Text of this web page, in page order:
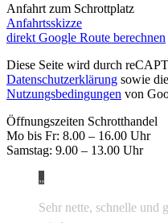
Anfahrt zum Schrottplatz
Anfahrtsskizze
direkt Google Route berechnen
Diese Seite wird durch
Datenschutzerklärung sowie die
Nutzungsbedingungen von
Öffnungszeiten Schrotthandel
Mo bis Fr: 8.00 – 16.00 Uhr
Samstag: 9.00 – 13.00 Uhr
Sehr nette, schnelle und